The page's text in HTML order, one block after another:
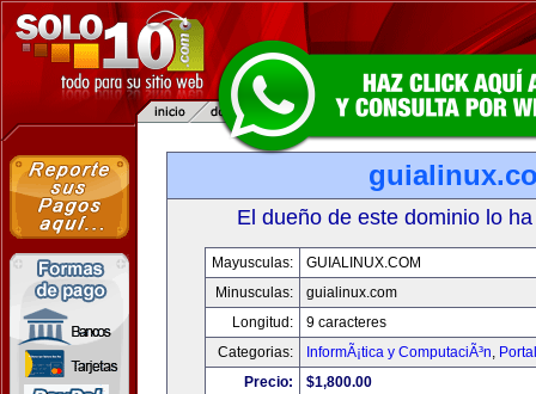
El dueño de este dominio lo
Mayusculas:
GUIALINUX.COM
Minusculas:
guialinux.com
Longitud:
9 caracteres
Categorias:
InformÃ¡tica y ComputaciÃ³n,
Precio:
$1,800.00